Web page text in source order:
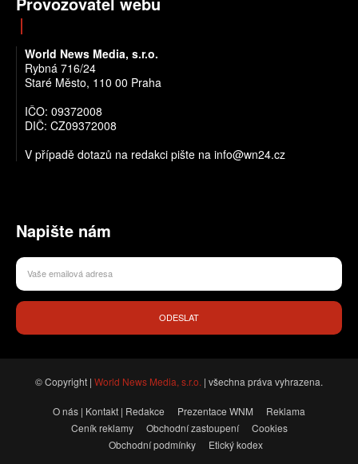
World News Media, s.r.o.
Rybná 716/24
Staré Město, 110 00 Praha
IČO: 09372008
DIČ: CZ09372008
V případě dotazů na redakci pište na info@wn24.cz
Napište nám
ODESLAT
© Copyright | World News Media, s.r.o. | všechna práva vyhrazena.
O nás | Kontakt | Redakce Prezentace WNM
Reklama
Ceník reklamy
Obchodní zastoupení
Cookies
Obchodní podmínky
Etický kodex